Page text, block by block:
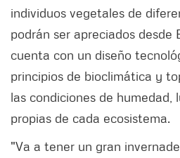
individuos vegetales de
podrán ser apreciados desde
cuenta con un diseño
principios de bioclimática y
las condiciones de humedad,
propias de cada ecosistema.
"Va a tener un gran